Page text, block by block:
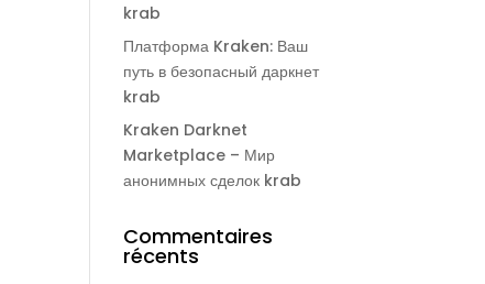
krab
Платформа Kraken: Ваш
путь в безопасный даркнет
krab
Kraken Darknet
Marketplace – Мир
анонимных сделок krab
Commentaires
récents